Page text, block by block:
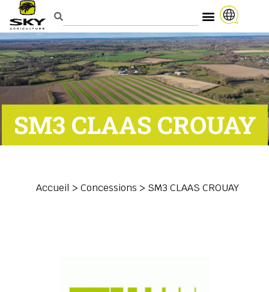
SM3 CLAAS CROUAY
Accueil > Concessions > SM3 CLAAS CROUAY